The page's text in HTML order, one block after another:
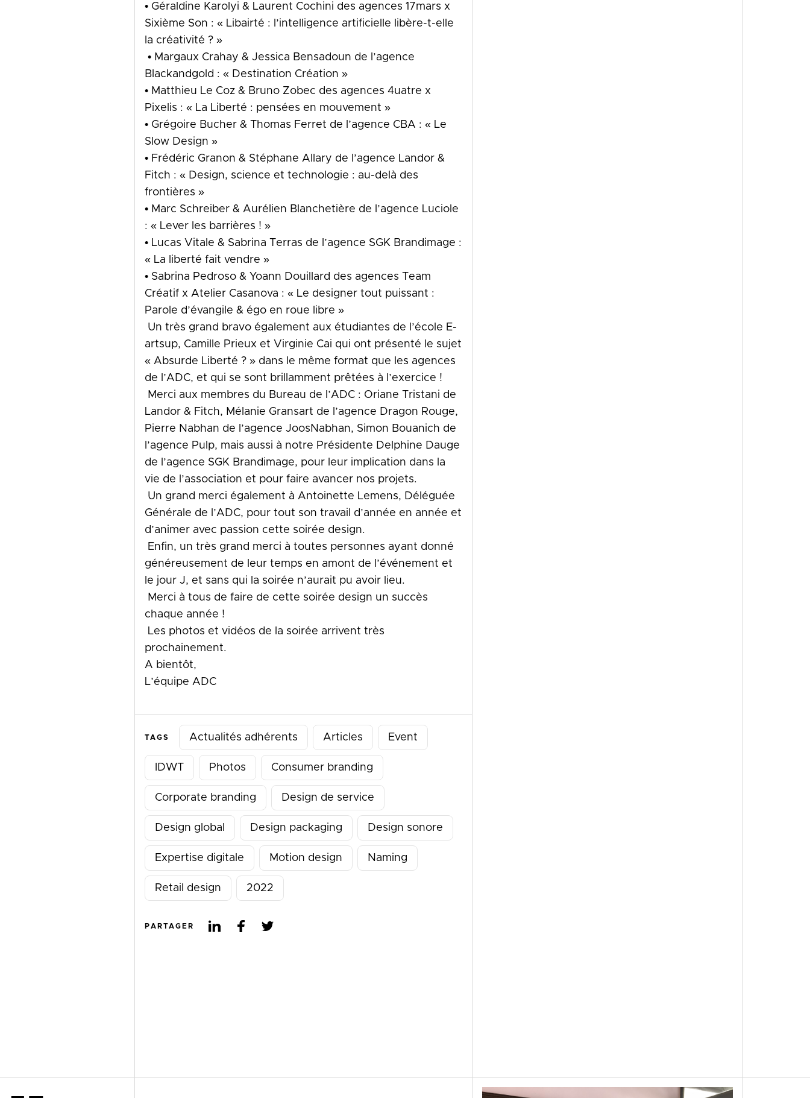
• Géraldine Karolyi & Laurent Cochini des agences 17mars x
Sixième Son : « Libairté : l’intelligence artificielle libère-t-elle
la créativité ? »
• Margaux Crahay & Jessica Bensadoun de l’agence
Blackandgold : « Destination Création »
• Matthieu Le Coz & Bruno Zobec des agences 4uatre x
Pixelis : « La Liberté : pensées en mouvement »
• Grégoire Bucher & Thomas Ferret de l’agence CBA : « Le
Slow Design »
• Frédéric Granon & Stéphane Allary de l’agence Landor &
Fitch : « Design, science et technologie : au-delà des
frontières »
• Marc Schreiber & Aurélien Blanchetière de l’agence Luciole
: « Lever les barrières ! »
• Lucas Vitale & Sabrina Terras de l’agence SGK Brandimage :
« La liberté fait vendre »
• Sabrina Pedroso & Yoann Douillard des agences Team
Créatif x Atelier Casanova : « Le designer tout puissant :
Parole d’évangile & égo en roue libre »
Un très grand bravo également aux étudiantes de l’école E-
artsup, Camille Prieux et Virginie Cai qui ont présenté le sujet
« Absurde Liberté ? » dans le même format que les agences
de l’ADC, et qui se sont brillamment prêtées à l’exercice !
Merci aux membres du Bureau de l’ADC : Oriane Tristani de
Landor & Fitch, Mélanie Gransart de l’agence Dragon Rouge,
Pierre Nabhan de l’agence JoosNabhan, Simon Bouanich de
l’agence Pulp, mais aussi à notre Présidente Delphine Dauge
de l’agence SGK Brandimage, pour leur implication dans la
vie de l’association et pour faire avancer nos projets.
Un grand merci également à Antoinette Lemens, Déléguée
Générale de l’ADC, pour tout son travail d’année en année et
d’animer avec passion cette soirée design.
Enfin, un très grand merci à toutes personnes ayant donné
généreusement de leur temps en amont de l’événement et
le jour J, et sans qui la soirée n’aurait pu avoir lieu.
Merci à tous de faire de cette soirée design un succès
chaque année !
Les photos et vidéos de la soirée arrivent très
prochainement.
A bientôt,
L’équipe ADC
TAGS Actualités adhérents Articles Event
IDWT Photos Consumer branding
Corporate branding Design de service
Design global Design packaging Design sonore
Expertise digitale Motion design Naming
Retail design 2022
PARTAGER